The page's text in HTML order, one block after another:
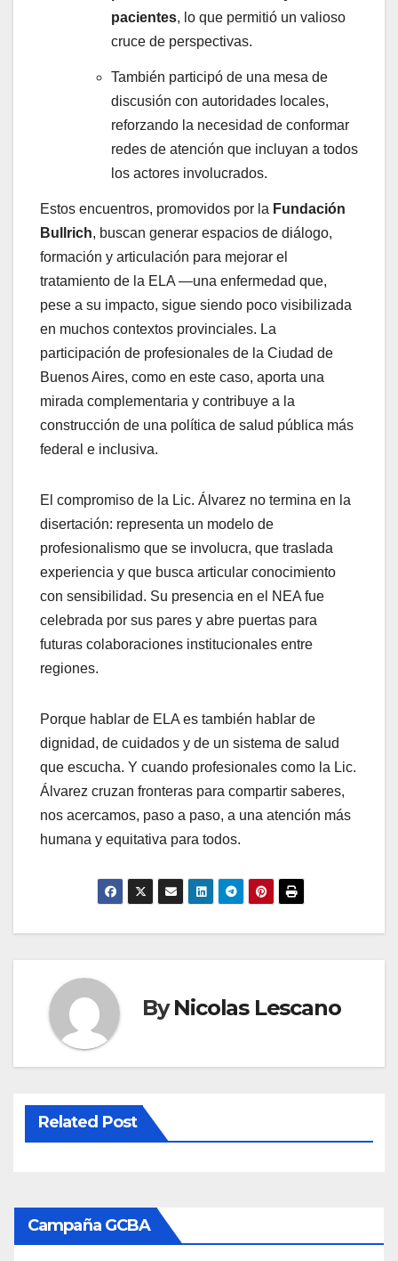
pacientes, lo que permitió un valioso
cruce de perspectivas.
También participó de una mesa de
discusión con autoridades locales,
reforzando la necesidad de conformar
redes de atención que incluyan a todos
los actores involucrados.
Estos encuentros, promovidos por la Fundación
Bullrich, buscan generar espacios de diálogo,
formación y articulación para mejorar el
tratamiento de la ELA —una enfermedad que,
pese a su impacto, sigue siendo poco visibilizada
en muchos contextos provinciales. La
participación de profesionales de la Ciudad de
Buenos Aires, como en este caso, aporta una
mirada complementaria y contribuye a la
construcción de una política de salud pública más
federal e inclusiva.
El compromiso de la Lic. Álvarez no termina en la
disertación: representa un modelo de
profesionalismo que se involucra, que traslada
experiencia y que busca articular conocimiento
con sensibilidad. Su presencia en el NEA fue
celebrada por sus pares y abre puertas para
futuras colaboraciones institucionales entre
regiones.
Porque hablar de ELA es también hablar de
dignidad, de cuidados y de un sistema de salud
que escucha. Y cuando profesionales como la Lic.
Álvarez cruzan fronteras para compartir saberes,
nos acercamos, paso a paso, a una atención más
humana y equitativa para todos.
ByNicolas Lescano
Related Post
Campaña GCBA